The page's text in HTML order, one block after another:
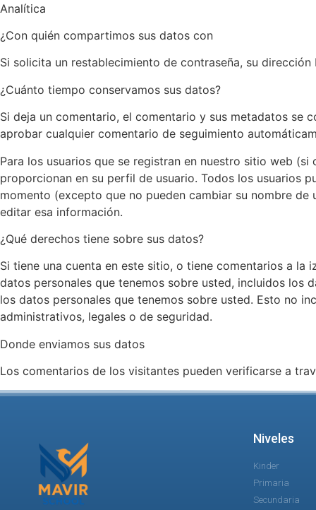
Analítica
¿Con quién compartimos sus datos con
Si solicita un restablecimiento de contraseña, su
¿Cuánto tiempo conservamos sus datos?
Si deja un comentario, el comentario y sus metadatos se
aprobar cualquier comentario de seguimiento
Para los usuarios que se registran en nuestro sitio web
proporcionan en su perfil de usuario. Todos los usuarios
momento (excepto que no pueden cambiar su nombre
editar esa información.
¿Qué derechos tiene sobre sus datos?
Si tiene una cuenta en este sitio, o tiene comentarios a
datos personales que tenemos sobre usted, incluidos los
los datos personales que tenemos sobre usted. Esto no
administrativos, legales o de seguridad.
Donde enviamos sus datos
Los comentarios de los visitantes pueden verificarse a
Niveles
Kinder
Primaria
Secundaria